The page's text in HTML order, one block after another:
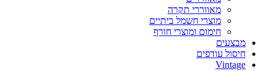
מאווררי תקרה
מוצרי חשמל ביתיים
חימום ומוצרי חורף
מבצעים
חיסול עודפים
Vintage